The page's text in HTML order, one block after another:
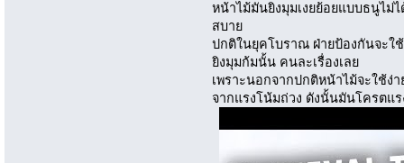
หน้าไม้มันยิงมุมเงยย้อยแบบธนูไม่
สบาย
ปกติในยุคโบราณ ฝ่ายป้องกันจะใ
ยิงมุมก้มนั้น คนละเรื่องเลย
เพราะนอกจากปกติหน้าไม้จะใช้ง่
จากแรงโน้มถ่วง ดังนั้นมันโครตแ